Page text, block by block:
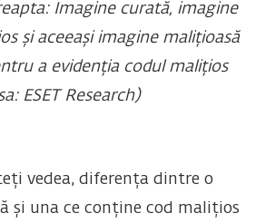
Imagine curată, imagine
și aceeași imagine malițioasă
a evidenția codul malițios
ESET Research)
vedea, diferența dintre o
și una ce conține cod malițios